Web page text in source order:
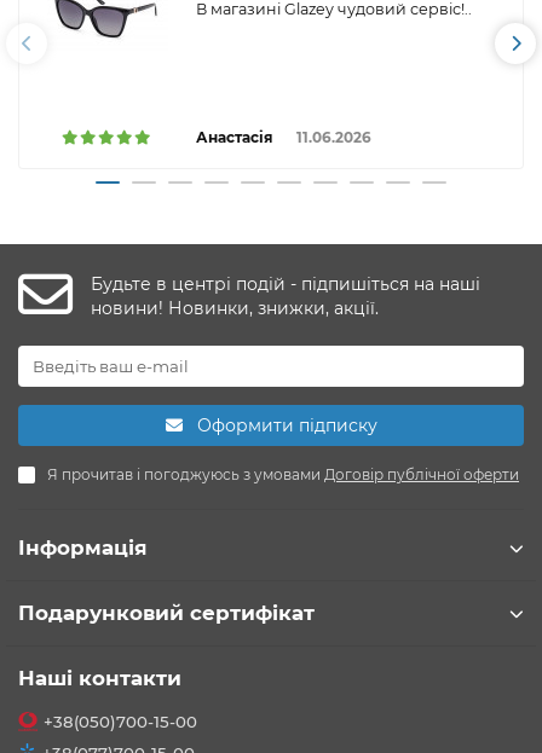
В магазині Glazey чудовий сервіс!..
Анастасія 11.06.2026
Будьте в центрі подій - підпишіться на наші
новини! Новинки, знижки, акції.
Оформити підписку
Я прочитав і погоджуюсь з умовами Договір публічної оферти
Інформація
Подарунковий сертифікат
Наші контакти
+38(050)700-15-00